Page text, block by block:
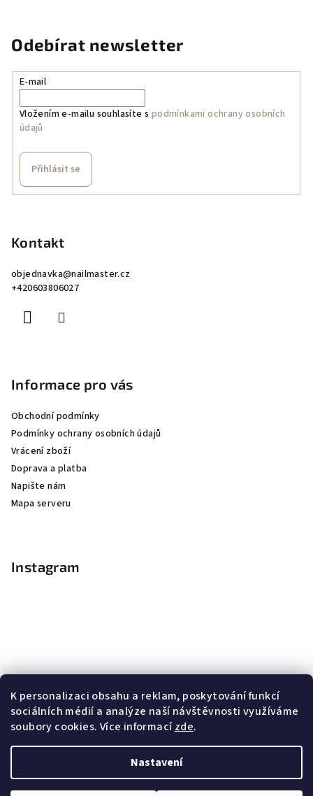
K personalizaci obsahu a reklam, poskytování funkcí
sociálních médií a analýze naší návštěvnosti využíváme
soubory cookies. Více informacízde.
Nastavení
í
k
i
í
Odebírat newsletter
E-mail
Vložením e-mailu souhlasíte s podmínkami ochrany osobních
údajů
Přihlásit se
Kontakt
objednavka@nailmaster.cz
+420603806027
Informace pro vás
Obchodní podmínky
Podmínky ochrany osobních údajů
Vrácení zboží
Doprava a platba
Napište nám
Mapa serveru
Instagram
Sledovat na Instagramu